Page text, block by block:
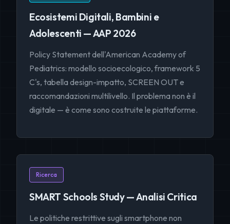
Ecosistemi Digitali, Bambini e
Adolescenti — AAP 2026
Policy Statement dell'American Academy of
Pediatrics: modello socioecologico, framework 5
C's, tabella design-impatto, SCREEN OUT e
raccomandazioni multilivello. Il problema non è il
digitale — è come sono costruite le piattaforme.
Ricerca
SMART Schools Study — Analisi Critica
Le politiche restrittive sugli smartphone non